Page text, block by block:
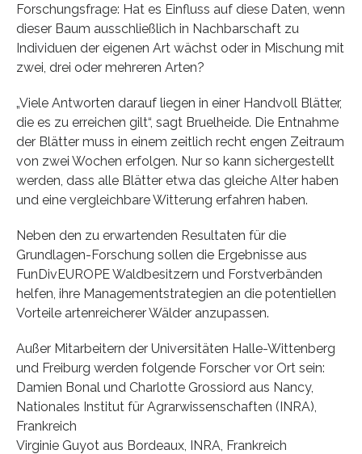
Forschungsfrage: Hat es Einfluss auf diese Daten, wenn
dieser Baum ausschließlich in Nachbarschaft zu
Individuen der eigenen Art wächst oder in Mischung mit
zwei, drei oder mehreren Arten?
„Viele Antworten darauf liegen in einer Handvoll Blätter,
die es zu erreichen gilt“, sagt Bruelheide. Die Entnahme
der Blätter muss in einem zeitlich recht engen Zeitraum
von zwei Wochen erfolgen. Nur so kann sichergestellt
werden, dass alle Blätter etwa das gleiche Alter haben
und eine vergleichbare Witterung erfahren haben.
Neben den zu erwartenden Resultaten für die
Grundlagen-Forschung sollen die Ergebnisse aus
FunDivEUROPE Waldbesitzern und Forstverbänden
helfen, ihre Managementstrategien an die potentiellen
Vorteile artenreicherer Wälder anzupassen.
Außer Mitarbeitern der Universitäten Halle-Wittenberg
und Freiburg werden folgende Forscher vor Ort sein:
Damien Bonal und Charlotte Grossiord aus Nancy,
Nationales Institut für Agrarwissenschaften (INRA),
Frankreich
Virginie Guyot aus Bordeaux, INRA, Frankreich